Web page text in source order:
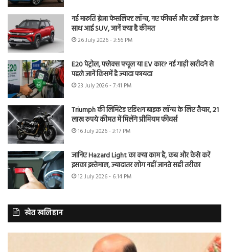
नई मारुति ब्रेजा फेसलिफ्ट लॉन्च, नए फीचर्स और टर्बो इंजन के
साथ आई SUV, जानें क्या है कीमत
26 July 2026 - 3:56 PM
E20 पेट्रोल, फ्लेक्स फ्यूल या EV कार? नई गाड़ी खरीदने से
पहले जानें किसमें है ज्यादा फायदा
23 July 2026 - 7:41 PM
Triumph की लिमिटेड एडिशन बाइक लॉन्च के लिए तैयार, 21
लाख रुपये कीमत में मिलेंगे प्रीमियम फीचर्स
16 July 2026 - 3:17 PM
जानिए Hazard Light का क्या काम है, कब और कैसे करें
इसका इस्तेमाल, ज्यादातर लोग नहीं जानते सही तरीका
12 July 2026 - 6:14 PM
खेत खलिहान